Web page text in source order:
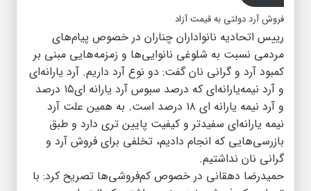
فروش آرد دولتی به قیمت آزاد
رییس اتحادیه نانواداران چناران در خصوص پیام‌های
مردمی نسبت به شلوغی نانوایی‌ها و زمزمه‌هایی مبنی بر
کمبود آرد و گرانی نان گفت: دو نوع آرد داریم. آرد یارانه‌ای
و آرد نیمه‌یارانه‌ای که درصد سبوس آرد یارانه ای۱۵ درصد
و آرد نیمه یارانه ای ۱۸ درصد است. به همین علت آرد
نیمه یارانه‌ای سفیدتر و کیفیت پایین تری دارد و طبق
بازرسی‌هایی که انجام دادیم، تخلفی برای فروش آرد و
گرانی نان نداشتیم.
حمیدرضا دهقانی در خصوص کم‌فروشی‌ها تصریح کرد: با